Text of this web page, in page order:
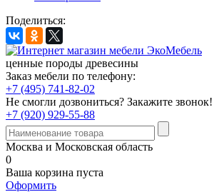
Поделиться:
ценные породы древесины
Заказ мебели по телефону:
+7 (495) 741-82-02
Не смогли дозвониться? Закажите звонок!
+7 (920) 929-55-88
Москва и Московская область
0
Ваша корзина пуста
Оформить